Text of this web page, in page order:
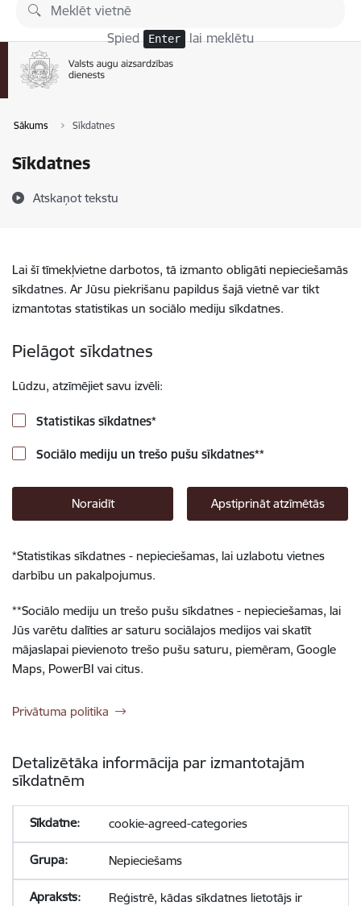
Pāriet uz lapas saturu
Spied Enter lai meklētu
Sākums Sīkdatnes
Sīkdatnes
Atskaņot tekstu
Lai šī tīmekļvietne darbotos, tā izmanto obligāti nepieciešamās
sīkdatnes. Ar Jūsu piekrišanu papildus šajā vietnē var tikt
izmantotas statistikas un sociālo mediju sīkdatnes.
Pielāgot sīkdatnes
Lūdzu, atzīmējiet savu izvēli:
Statistikas sīkdatnes*
Sociālo mediju un trešo pušu sīkdatnes**
Noraidīt Apstiprināt atzīmētās
*Statistikas sīkdatnes - nepieciešamas, lai uzlabotu vietnes
darbību un pakalpojumus.
**Sociālo mediju un trešo pušu sīkdatnes - nepieciešamas, lai
Jūs varētu dalīties ar saturu sociālajos medijos vai skatīt
mājaslapai pievienoto trešo pušu saturu, piemēram, Google
Maps, PowerBI vai citus.
Privātuma politika
Detalizētāka informācija par izmantotajām
sīkdatnēm
cookie-agreed-categories
Nepieciešams
Reģistrē, kādas sīkdatnes lietotājs ir